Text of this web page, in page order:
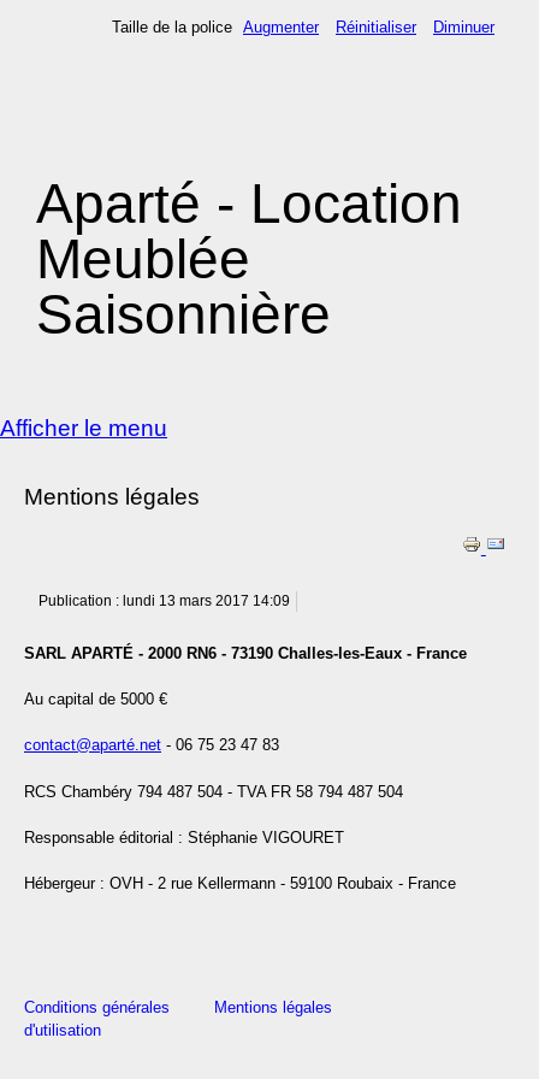
Aparté - Location
Meublée
Saisonnière
Afficher le menu
Taille de la police Augmenter Réinitialiser Diminuer
Mentions légales
Publication : lundi 13 mars 2017 14:09
SARL APARTÉ - 2000 RN6 - 73190 Challes-les-Eaux - France
Au capital de 5000 €
contact@aparté.net - 06 75 23 47 83
RCS Chambéry 794 487 504 - TVA FR 58 794 487 504
Responsable éditorial : Stéphanie VIGOURET
Hébergeur : OVH - 2 rue Kellermann - 59100 Roubaix - France
Conditions générales
d'utilisation
Mentions légales